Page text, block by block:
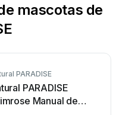
mascotas de
PARADISE
PARADISE
Manual de